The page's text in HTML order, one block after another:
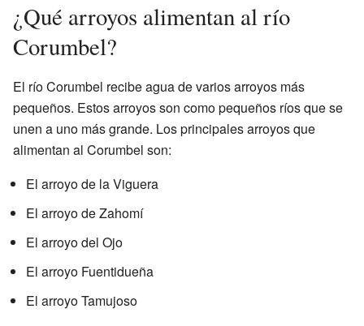
¿Qué arroyos alimentan al río
Corumbel?
El río Corumbel recibe agua de varios arroyos más
pequeños. Estos arroyos son como pequeños ríos que se
unen a uno más grande. Los principales arroyos que
alimentan al Corumbel son:
El arroyo de la Viguera
El arroyo de Zahomí
El arroyo del Ojo
El arroyo Fuentidueña
El arroyo Tamujoso